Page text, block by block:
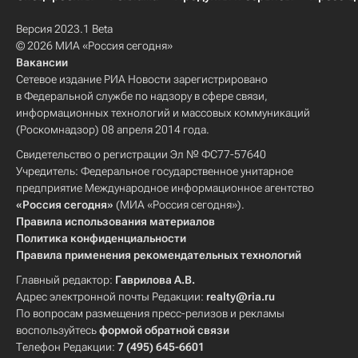
Версия 2023.1 Beta
© 2026 МИА «Россия сегодня»
Вакансии
Сетевое издание РИА Новости зарегистрировано
в Федеральной службе по надзору в сфере связи,
информационных технологий и массовых коммуникаций
(Роскомнадзор) 08 апреля 2014 года.
Свидетельство о регистрации Эл № ФС77-57640
Учредитель: Федеральное государственное унитарное
предприятие Международное информационное агентство
«Россия сегодня» (МИА «Россия сегодня»).
Правила использования материалов
Политика конфиденциальности
Правила применения рекомендательных технологий
Главный редактор: Гаврилова А.В.
Адрес электронной почты Редакции: realty@ria.ru
По вопросам размещения пресс-релизов и рекламы
воспользуйтесьформой обратной связи
Телефон Редакции: 7 (495) 645-6601